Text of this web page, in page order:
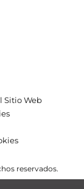
Sitio Web
reservados.